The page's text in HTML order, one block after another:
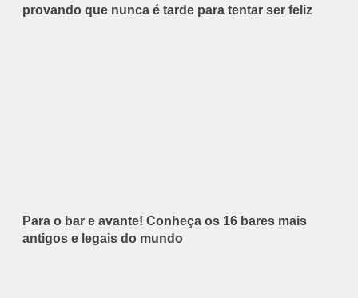
provando que nunca é tarde para tentar ser feliz
Para o bar e avante! Conheça os 16 bares mais
antigos e legais do mundo